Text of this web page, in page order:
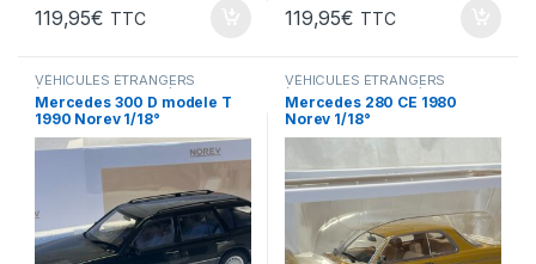
119,95€ TTC 119,95€ TTC
VÉHICULES ÉTRANGERS
(voitures,camions ...)
Mercedes 300 D modele T
1990 Norev 1/18°
VÉHICULES ÉTRANGERS
(voitures,camions ...)
Mercedes 280 CE 1980
Norev 1/18°